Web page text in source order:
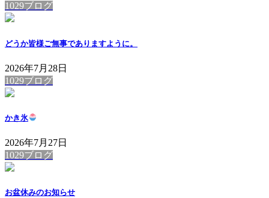
1029ブログ
どうか皆様ご無事でありますように。
2026年7月28日
1029ブログ
かき氷
2026年7月27日
1029ブログ
お盆休みのお知らせ